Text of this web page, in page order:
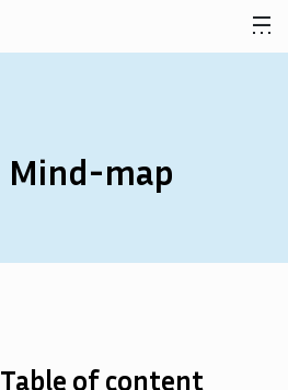
Mind-map
Table of content